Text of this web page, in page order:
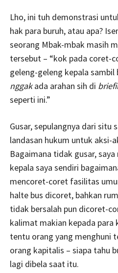
Lho, ini tuh demonstrasi
hak para buruh, atau apa?
seorang Mbak-mbak masih
tersebut – “kok pada coret-
geleng-geleng kepala sambil
nggakada arahan sih di
seperti ini.”
Gusar, sepulangnya dari situ
landasan hukum untuk aksi-
Bagaimana tidak gusar,
kepala saya sendiri
mencoret-coret fasilitas
halte bus dicoret, bahkan
tidak bersalah pun dicoret-
kalimat makian kepada para
tentu orang yang menghuni
orang kapitalis – siapa tahu
lagi dibela saat itu.